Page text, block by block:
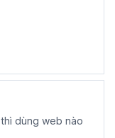
dùng web nào